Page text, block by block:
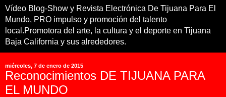
Vídeo Blog-Show y Revista Electrónica De Tijuana Para El
Mundo, PRO impulso y promoción del talento
local.Promotora del arte, la cultura y el deporte en Tijuana
Baja California y sus alrededores.
miércoles, 7 de enero de 2015
Reconocimientos DE TIJUANA PARA
EL MUNDO